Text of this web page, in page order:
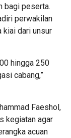
bagi peserta.
perwakilan
kiai dari unsur
hingga 250
cabang,”
Faeshol,
kegiatan agar
acuan